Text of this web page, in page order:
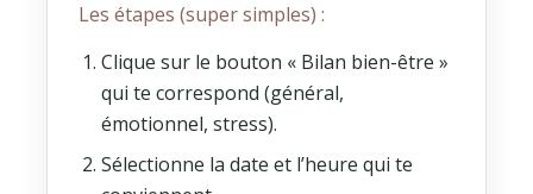
Les étapes (super simples) :
Clique sur le bouton « Bilan bien-être »
qui te correspond (général,
émotionnel, stress).
Sélectionne la date et l’heure qui te